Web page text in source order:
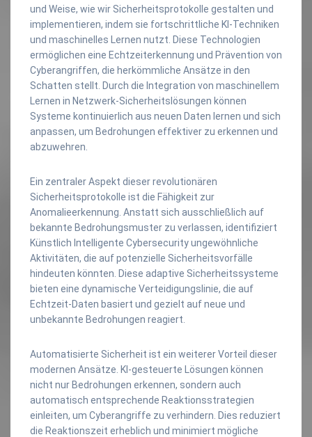
und Weise, wie wir Sicherheitsprotokolle gestalten und
implementieren, indem sie fortschrittliche KI-Techniken
und maschinelles Lernen nutzt. Diese Technologien
ermöglichen eine Echtzeiterkennung und Prävention von
Cyberangriffen, die herkömmliche Ansätze in den
Schatten stellt. Durch die Integration von maschinellem
Lernen in Netzwerk-Sicherheitslösungen können
Systeme kontinuierlich aus neuen Daten lernen und sich
anpassen, um Bedrohungen effektiver zu erkennen und
abzuwehren.
Ein zentraler Aspekt dieser revolutionären
Sicherheitsprotokolle ist die Fähigkeit zur
Anomalieerkennung. Anstatt sich ausschließlich auf
bekannte Bedrohungsmuster zu verlassen, identifiziert
Künstlich Intelligente Cybersecurity ungewöhnliche
Aktivitäten, die auf potenzielle Sicherheitsvorfälle
hindeuten könnten. Diese adaptive Sicherheitssysteme
bieten eine dynamische Verteidigungslinie, die auf
Echtzeit-Daten basiert und gezielt auf neue und
unbekannte Bedrohungen reagiert.
Automatisierte Sicherheit ist ein weiterer Vorteil dieser
modernen Ansätze. KI-gesteuerte Lösungen können
nicht nur Bedrohungen erkennen, sondern auch
automatisch entsprechende Reaktionsstrategien
einleiten, um Cyberangriffe zu verhindern. Dies reduziert
die Reaktionszeit erheblich und minimiert mögliche